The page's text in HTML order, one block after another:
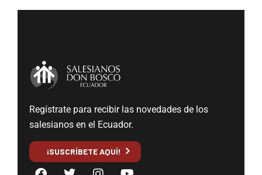
Regístrate para recibir las novedades de los
salesianos en el Ecuador.
¡SUSCRÍBETE AQUÍ!